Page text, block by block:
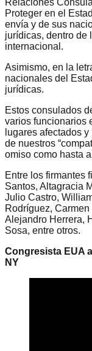
Proteger en el
envía y de sus
jurídicas, dentro de
internacional.
Asimismo, en la
nacionales del
jurídicas.
Estos consulados
varios funcionarios
lugares afectados
de nuestros
omiso como hasta
Entre los firmantes
Santos, Altagracia
Julio Castro,
Rodríguez,
Alejandro Herrera,
Sosa, entre otros.
Congresista EUA
NY